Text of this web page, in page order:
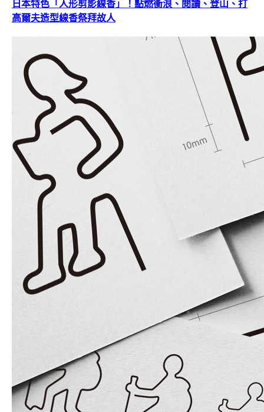
日本特色「人形剪影線香」！點燃衝浪、閱讀、登山、打
高爾夫造型線香祭拜故人